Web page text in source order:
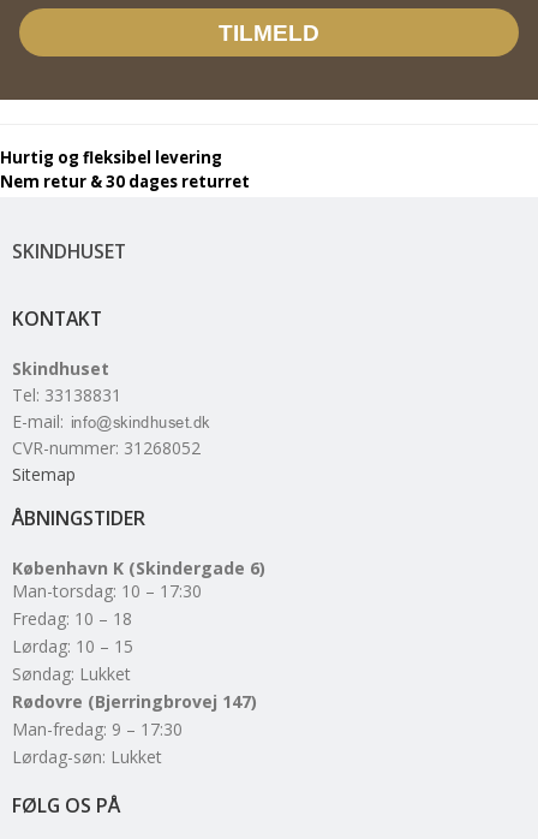
SKINDHUSET
KONTAKT
Skindhuset
Tel: 33138831
E-mail:
CVR-nummer: 31268052
Sitemap
ÅBNINGSTIDER
København K (Skindergade 6)
Man-torsdag: 10 – 17:30
Fredag: 10 – 18
Lørdag: 10 – 15
Søndag: Lukket
Rødovre (Bjerringbrovej 147)
Man-fredag: 9 – 17:30
Lørdag-søn: Lukket
FØLG OS PÅ
TILMELD
Hurtig og fleksibel levering
Nem retur & 30 dages returret